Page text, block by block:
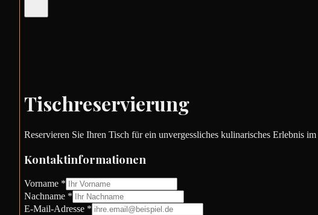
Tischreservierung
Reservieren Sie Ihren Tisch für ein unvergessliches kulinarisches Erlebnis im
Kontaktinformationen
Vorname *
Nachname *
E-Mail-Adresse *